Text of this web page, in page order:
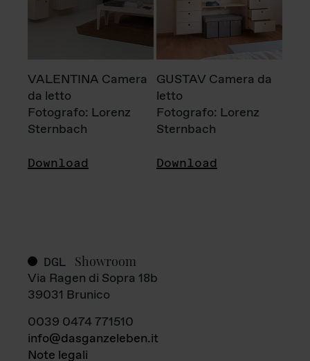
VALENTINA Camera
da letto
Fotografo: Lorenz
Sternbach
Download
GUSTAV Camera da
letto
Fotografo: Lorenz
Sternbach
Download
DGL Showroom
Via Ragen di Sopra 18b
39031 Brunico
0039 0474 771510
info@dasganzeleben.it
Note legali